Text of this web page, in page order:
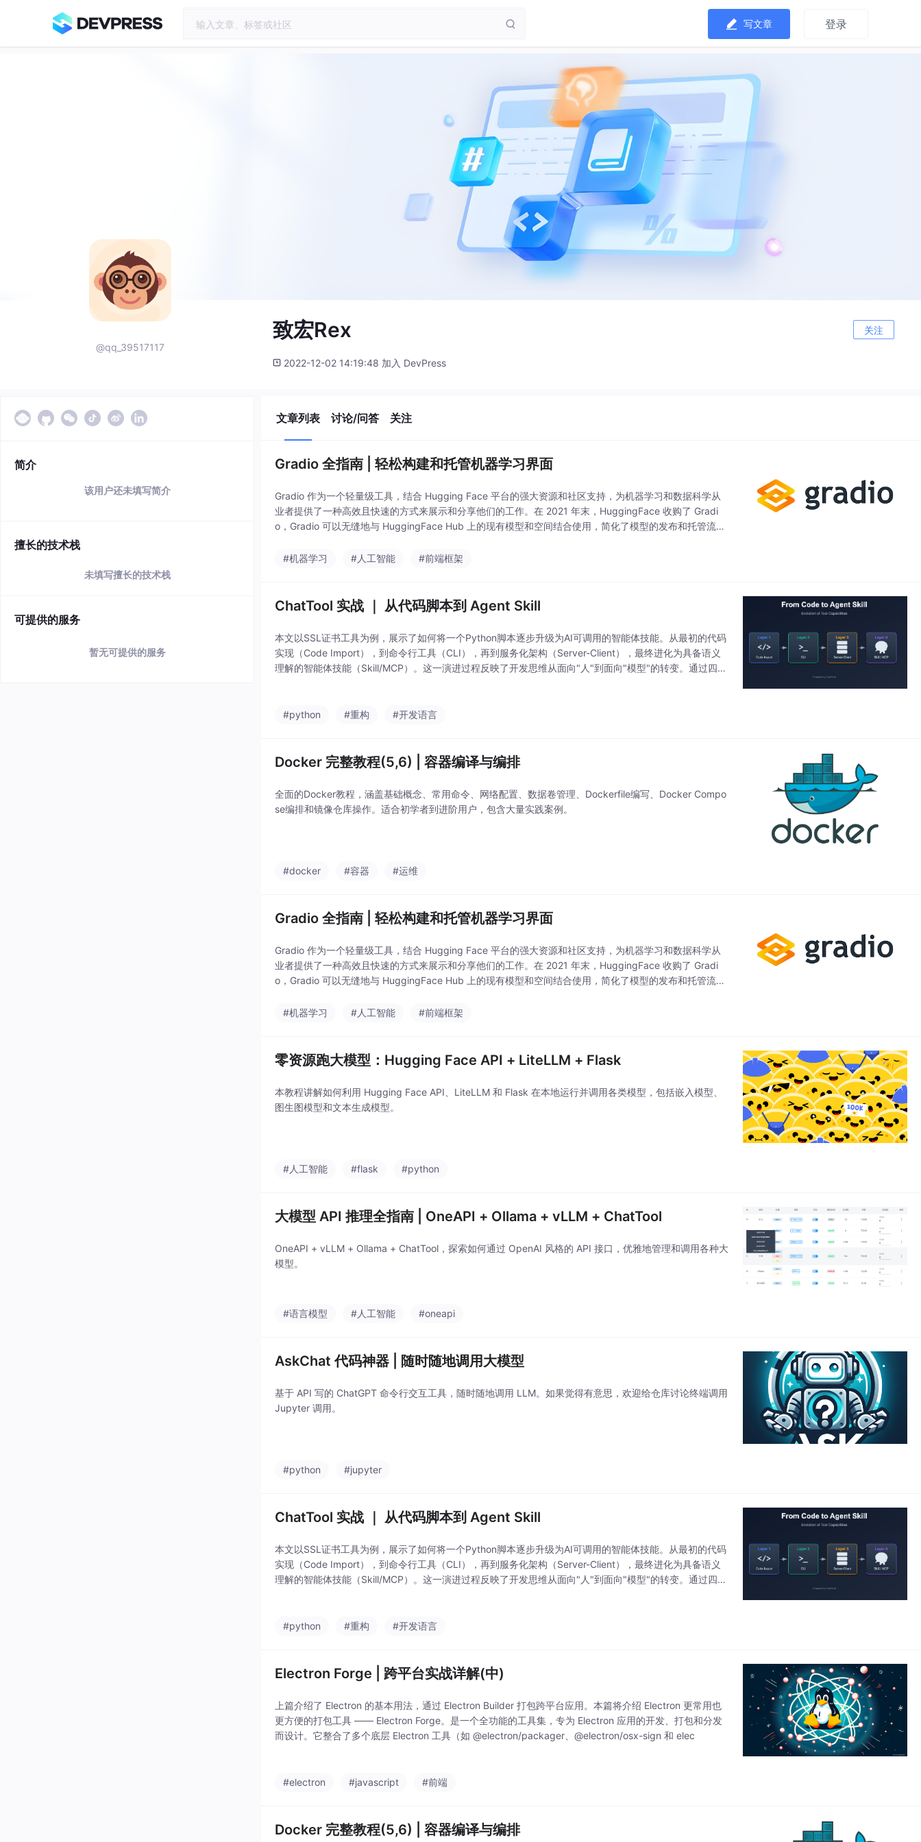
写文章 登录
@qq_39517117
致宏Rex 关注
2022-12-02 14:19:48 加入 DevPress
简介
该用户还未填写简介
擅长的技术栈
未填写擅长的技术栈
可提供的服务
暂无可提供的服务
文章列表 讨论/问答 关注
Gradio 全指南 | 轻松构建和托管机器学习界面
Gradio 作为一个轻量级工具，结合 Hugging Face 平台的强大资源和社区支持，为机器学习和数据科学从
业者提供了一种高效且快速的方式来展示和分享他们的工作。在 2021 年末，HuggingFace 收购了 Gradi
o，Gradio 可以无缝地与 HuggingFace Hub 上的现有模型和空间结合使用，简化了模型的发布和托管流
#机器学习
#人工智能 #前端框架
ChatTool 实战 ｜ 从代码脚本到 Agent Skill
本文以SSL证书工具为例，展示了如何将一个Python脚本逐步升级为AI可调用的智能体技能。从最初的代码
实现（Code Import），到命令行工具（CLI），再到服务化架构（Server-Client），最终进化为具备语义
理解的智能体技能（Skill/MCP）。这一演进过程反映了开发思维从面向"人"到面向"模型"的转变。通过四个
#python #重构 #开发语言
Docker 完整教程(5,6) | 容器编译与编排
全面的Docker教程，涵盖基础概念、常用命令、网络配置、数据卷管理、Dockerfile编写、Docker Compo
se编排和镜像仓库操作。适合初学者到进阶用户，包含大量实践案例。
#docker #容器 #运维
Gradio 全指南 | 轻松构建和托管机器学习界面
Gradio 作为一个轻量级工具，结合 Hugging Face 平台的强大资源和社区支持，为机器学习和数据科学从
业者提供了一种高效且快速的方式来展示和分享他们的工作。在 2021 年末，HuggingFace 收购了 Gradi
o，Gradio 可以无缝地与 HuggingFace Hub 上的现有模型和空间结合使用，简化了模型的发布和托管流
#机器学习
#人工智能 #前端框架
零资源跑大模型：Hugging Face API + LiteLLM + Flask
本教程讲解如何利用 Hugging Face API、LiteLLM 和 Flask 在本地运行并调用各类模型，包括嵌入模型、
图生图模型和文本生成模型。
#人工智能 #flask #python
大模型 API 推理全指南 | OneAPI + Ollama + vLLM + ChatTool
OneAPI + vLLM + Ollama + ChatTool，探索如何通过 OpenAI 风格的 API 接口，优雅地管理和调用各种大
模型。
#语言模型 #人工智能 #oneapi
AskChat 代码神器 | 随时随地调用大模型
基于 API 写的 ChatGPT 命令行交互工具，随时随地调用 LLM。如果觉得有意思，欢迎给仓库讨论终端调用
Jupyter 调用。
#python #jupyter
ChatTool 实战 ｜ 从代码脚本到 Agent Skill
本文以SSL证书工具为例，展示了如何将一个Python脚本逐步升级为AI可调用的智能体技能。从最初的代码
实现（Code Import），到命令行工具（CLI），再到服务化架构（Server-Client），最终进化为具备语义
理解的智能体技能（Skill/MCP）。这一演进过程反映了开发思维从面向"人"到面向"模型"的转变。通过四个
#python #重构 #开发语言
Electron Forge | 跨平台实战详解(中)
上篇介绍了 Electron 的基本用法，通过 Electron Builder 打包跨平台应用。本篇将介绍 Electron 更常用也
更方便的打包工具 —— Electron Forge。是一个全功能的工具集，专为 Electron 应用的开发、打包和分发
而设计。它整合了多个底层 Electron 工具（如 @electron/packager、@electron/osx-sign 和 elec
#electron #javascript #前端
Docker 完整教程(5,6) | 容器编译与编排